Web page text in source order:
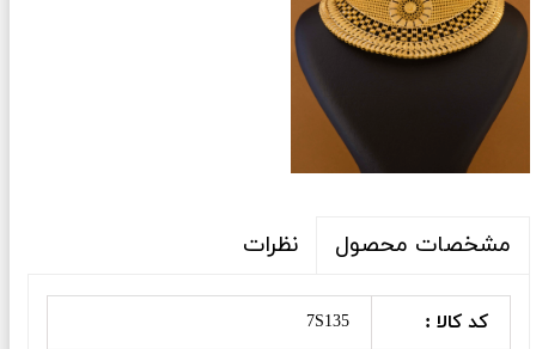
مشخصات محصول نظرات
کد کالا : 7S135